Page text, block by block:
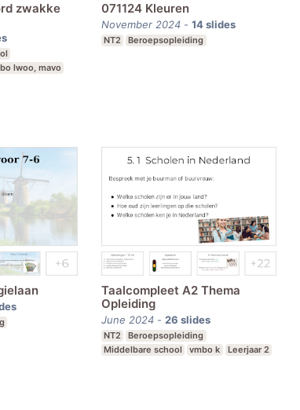
zwakke
lwoo, mavo
071124 Kleuren
November 2024- 14 slides
NT2 Beroepsopleiding
Taalcompleet A2 Thema
Opleiding
June 2024- 26 slides
NT2
Beroepsopleiding
Middelbare school
vmbo k Leerjaar 2